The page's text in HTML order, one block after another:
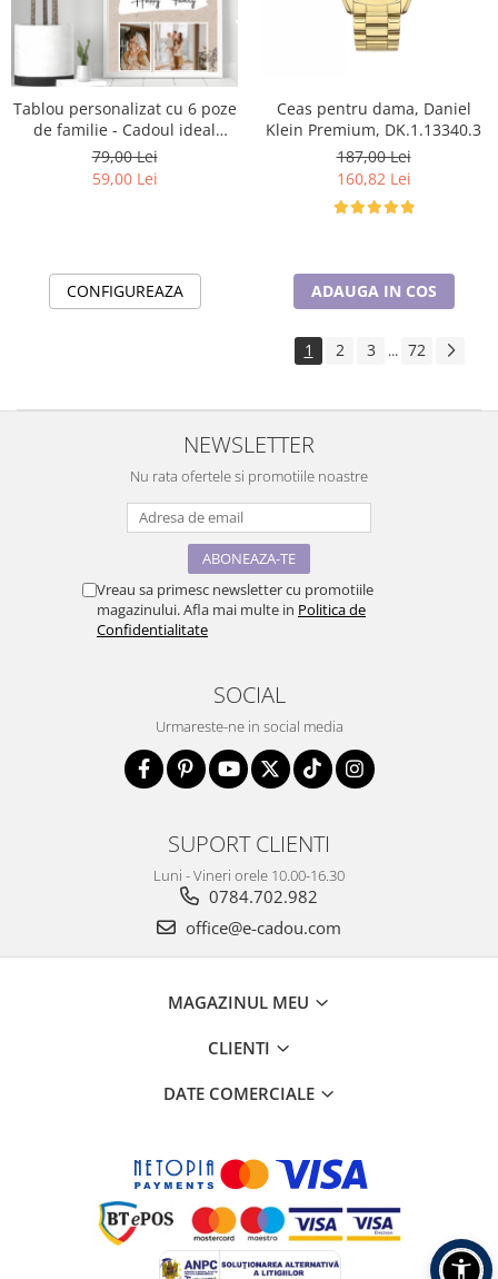
Tablou personalizat cu 6 poze
de familie - Cadoul ideal
pentru familie TA4_P3 Happy
Family
79,00 Lei
59,00 Lei
CONFIGUREAZA
Ceas pentru dama, Daniel
Klein Premium, DK.1.13340.3
187,00 Lei
160,82 Lei
ADAUGA IN COS
1 2 3 ... 72
NEWSLETTER
Nu rata ofertele si promotiile noastre
Vreau sa primesc newsletter cu promotiile
magazinului. Afla mai multe in Politica de
Confidentialitate
SOCIAL
Urmareste-ne in social media
SUPORT CLIENTI
Luni - Vineri orele 10.00-16.30
0784.702.982
office@e-cadou.com
MAGAZINUL MEU
CLIENTI
DATE COMERCIALE